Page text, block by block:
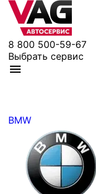
8 800 500-59-67
Выбрать сервис
BMW